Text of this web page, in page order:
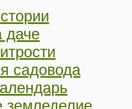
даче
садовода